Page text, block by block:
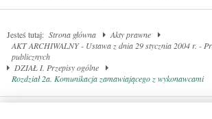
Jesteś tutaj: Strona główna
Akty prawne
AKT ARCHIWALNY - Ustawa z dnia 29 stycznia 2004 r. -
publicznych
DZIAŁ I. Przepisy ogólne
Rozdział 2a. Komunikacja zamawiającego z wykonawcami